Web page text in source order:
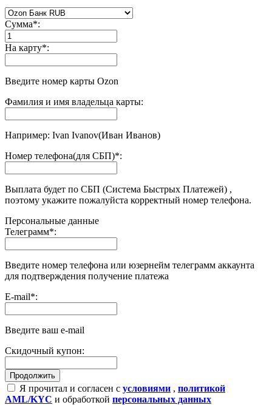
Сумма*:
На карту*:
Введите номер карты Ozon
Фамилия и имя владельца карты:
Например: Ivan Ivanov(Иван Иванов)
Номер телефона(для СБП)*:
Выплата будет по СБП (Система Быстрых Платежей) ,
поэтому укажите пожалуйста корректный номер телефона.
Персональные данные
Телеграмм*:
Введите номер телефона или юзернейм телеграмм аккаунта
для подтверждения получение платежа
E-mail*:
Введите ваш e-mail
Скидочный купон:
Я прочитал и согласен с условиями , политикой
AML/KYC и обработкой персональных данных